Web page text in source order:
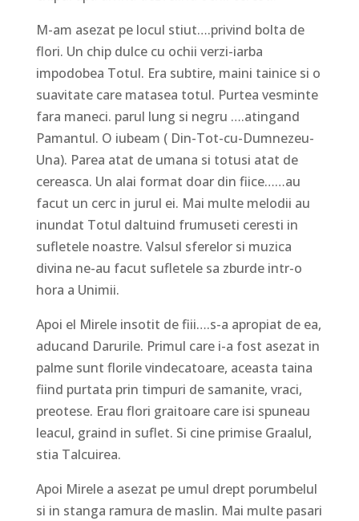
M-am asezat pe locul stiut….privind bolta de
flori. Un chip dulce cu ochii verzi-iarba
impodobea Totul. Era subtire, maini tainice si o
suavitate care matasea totul. Purtea vesminte
fara maneci. parul lung si negru ….atingand
Pamantul. O iubeam ( Din-Tot-cu-Dumnezeu-
Una). Parea atat de umana si totusi atat de
cereasca. Un alai format doar din fiice……au
facut un cerc in jurul ei. Mai multe melodii au
inundat Totul daltuind frumuseti ceresti in
sufletele noastre. Valsul sferelor si muzica
divina ne-au facut sufletele sa zburde intr-o
hora a Unimii.
Apoi el Mirele insotit de fiii….s-a apropiat de ea,
aducand Darurile. Primul care i-a fost asezat in
palme sunt florile vindecatoare, aceasta taina
fiind purtata prin timpuri de samanite, vraci,
preotese. Erau flori graitoare care isi spuneau
leacul, graind in suflet. Si cine primise Graalul,
stia Talcuirea.
Apoi Mirele a asezat pe umul drept porumbelul
si in stanga ramura de maslin. Mai multe pasari